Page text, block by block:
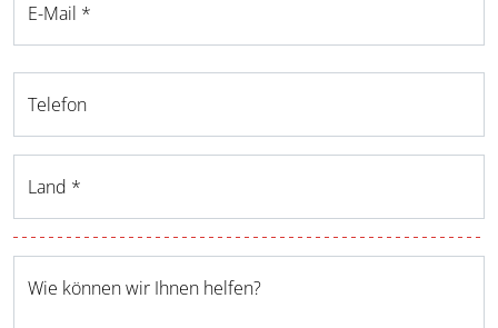
E-Mail *
Telefon
Land *
Wie können wir Ihnen helfen?